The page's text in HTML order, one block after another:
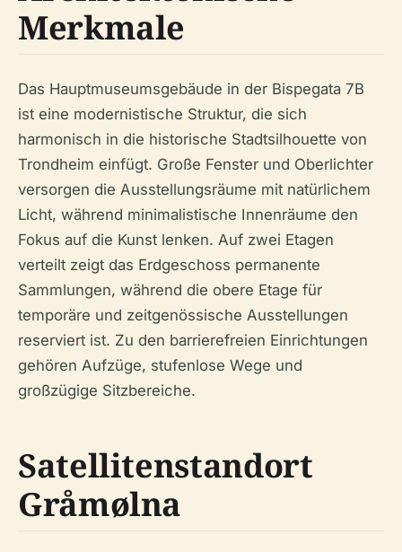
Merkmale
Das Hauptmuseumsgebäude in der Bispegata 7B
ist eine modernistische Struktur, die sich
harmonisch in die historische Stadtsilhouette von
Trondheim einfügt. Große Fenster und Oberlichter
versorgen die Ausstellungsräume mit natürlichem
Licht, während minimalistische Innenräume den
Fokus auf die Kunst lenken. Auf zwei Etagen
verteilt zeigt das Erdgeschoss permanente
Sammlungen, während die obere Etage für
temporäre und zeitgenössische Ausstellungen
reserviert ist. Zu den barrierefreien Einrichtungen
gehören Aufzüge, stufenlose Wege und
großzügige Sitzbereiche.
Satellitenstandort
Gråmølna